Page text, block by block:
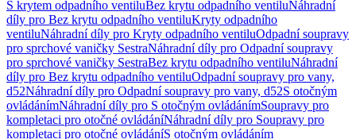
S krytem odpadního ventiluBez krytu odpadního ventiluNáhradní
díly pro Bez krytu odpadního ventiluKryty odpadního
ventiluNáhradní díly pro Kryty odpadního ventiluOdpadní soupravy
pro sprchové vaničky SestraNáhradní díly pro Odpadní soupravy
pro sprchové vaničky SestraBez krytu odpadního ventiluNáhradní
díly pro Bez krytu odpadního ventiluOdpadní soupravy pro vany,
d52Náhradní díly pro Odpadní soupravy pro vany, d52S otočným
ovládánímNáhradní díly pro S otočným ovládánímSoupravy pro
kompletaci pro otočné ovládáníNáhradní díly pro Soupravy pro
kompletaci pro otočné ovládáníS otočným ovládáním